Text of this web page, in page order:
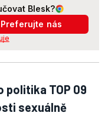
Blesk?
Preferujte nás
politika TOP 09
sexuálně